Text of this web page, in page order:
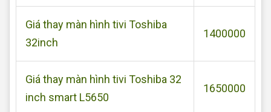
Giá thay màn hình tivi Toshiba
32inch
1400000
Giá thay màn hình tivi Toshiba 32
inch smart L5650
1650000